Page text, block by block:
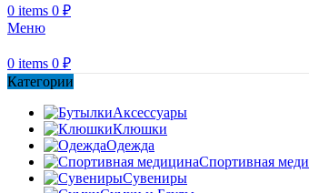
0 items 0 ₽
Меню
0 items 0 ₽
Категории
Аксессуары
Клюшки
Одежда
Спортивная
Сувениры